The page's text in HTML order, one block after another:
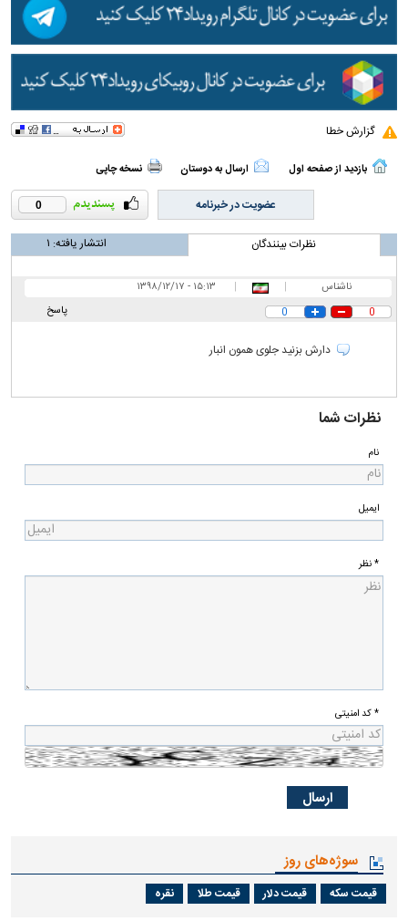
گزارش خطا
بازدید از صفحه اول ارسال به دوستان نسخه چاپی
0 عضویت در خبرنامه
نظرات بینندگان انتشار یافته: ۱
ناشناس |
|
۱۵:۱۳ - ۱۳۹۸/۱۲/۱۷
پاسخ
0
0
دارش بزنید جلوی همون انبار
نظرات شما
نام
ایمیل
* نظر
* کد امنیتی
سوژه‌های روز
قیمت سکه قیمت دلار قیمت طلا نقره